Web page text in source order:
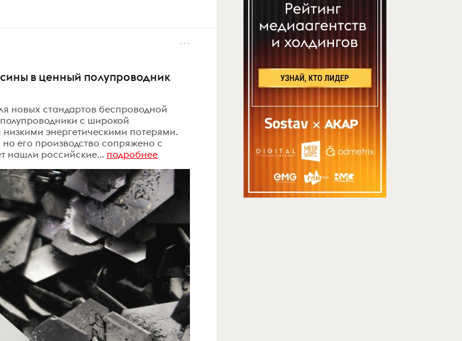
в ценный полупроводник
новых стандартов беспроводной
с широкой
энергетическими потерями.
его производство сопряжено с
нашли российские... подробнее